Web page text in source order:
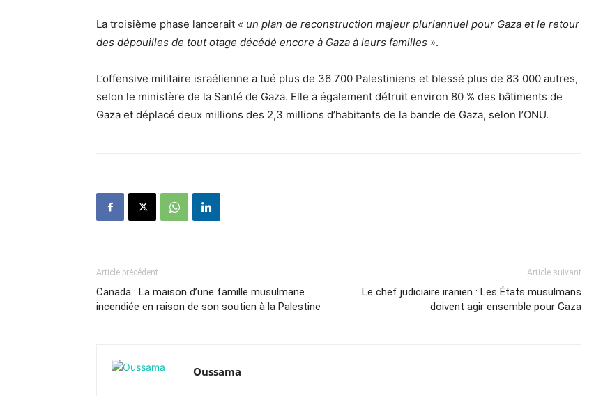
La troisième phase lancerait « un plan de reconstruction majeur pluriannuel pour Gaza et le retour
des dépouilles de tout otage décédé encore à Gaza à leurs familles ».
L’offensive militaire israélienne a tué plus de 36 700 Palestiniens et blessé plus de 83 000 autres,
selon le ministère de la Santé de Gaza. Elle a également détruit environ 80 % des bâtiments de
Gaza et déplacé deux millions des 2,3 millions d’habitants de la bande de Gaza, selon l’ONU.
Article précédent
Canada : La maison d’une famille musulmane
incendiée en raison de son soutien à la Palestine
Article suivant
Le chef judiciaire iranien : Les États musulmans
doivent agir ensemble pour Gaza
Oussama